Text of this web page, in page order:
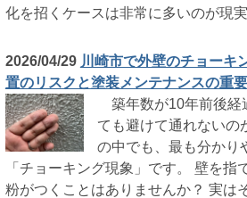
化を招くケースは非常に多いのが現実
2026/04/29 川崎市で外壁のチョーキ
置のリスクと塗装メンテナンスの重
築年数が10年前後経
ても避けて通れないの
の中でも、最も分かり
「チョーキング現象」です。 壁を指
粉がつくことはありませんか？ 実は